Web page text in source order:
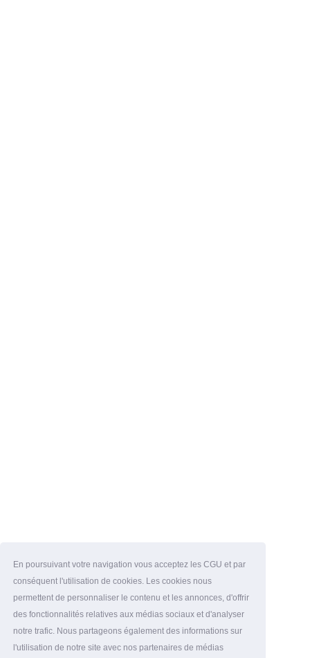
En poursuivant votre navigation vous acceptez les CGU et par
conséquent l'utilisation de cookies. Les cookies nous
permettent de personnaliser le contenu et les annonces, d'offrir
des fonctionnalités relatives aux médias sociaux et d'analyser
notre trafic. Nous partageons également des informations sur
l'utilisation de notre site avec nos partenaires de médias